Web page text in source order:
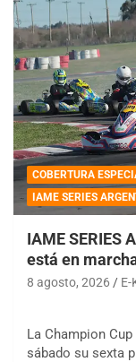
COBERTURA
IAME SERIES
IAME SERIES
está en
8 agosto, 2026 E-
La Champion
sábado su sexta